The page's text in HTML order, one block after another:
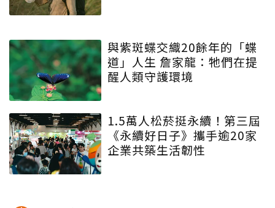
與紫斑蝶交織20餘年的「蝶
道」人生 詹家龍：牠們在提
醒人類守護環境
1.5萬人松菸挺永續！第三屆
《永續好日子》攜手逾20家
企業共築生活韌性